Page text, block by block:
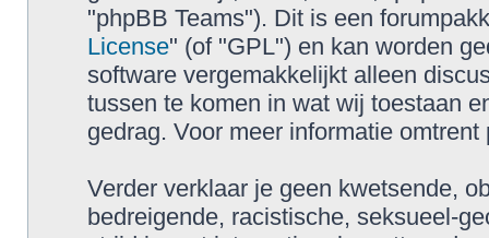
"phpBB Teams"). Dit is een
License" (of "GPL") en kan worden
software vergemakkelijkt alleen
tussen te komen in wat wij toestaan
gedrag. Voor meer informatie
Verder verklaar je geen kwetsende,
bedreigende, racistische, seksueel-